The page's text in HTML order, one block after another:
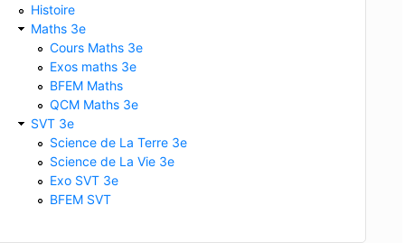
Histoire
Maths 3e
Cours Maths 3e
Exos maths 3e
BFEM Maths
QCM Maths 3e
SVT 3e
Science de La Terre 3e
Science de La Vie 3e
Exo SVT 3e
BFEM SVT